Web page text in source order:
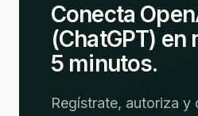
Conecta
(ChatGPT) en
5 minutos.
Regístrate, autoriza y